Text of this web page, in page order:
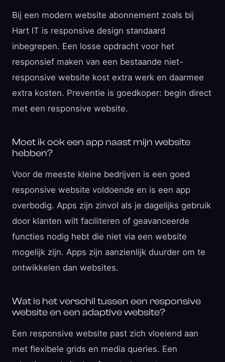
Bij een modern website abonnement zoals bij
Hart IT is responsive design standaard
inbegrepen. Een losse opdracht voor het
responsief maken van een bestaande niet-
responsive website kost extra werk en daarmee
extra kosten. Preventie is goedkoper: begin direct
met een responsive website.
Moet ik ook een app naast mijn website
hebben?
Voor de meeste kleine bedrijven is een goed
responsive website voldoende en is een app
overbodig. Apps zijn zinvol als je dagelijks gebruik
door klanten wilt faciliteren of geavanceerde
functies nodig hebt die niet via een website
mogelijk zijn. Apps zijn aanzienlijk duurder om te
ontwikkelen dan websites.
Wat is het verschil tussen een responsive
website en een adaptive website?
Een responsive website past zich vloeiend aan
met flexibele grids en media queries. Een